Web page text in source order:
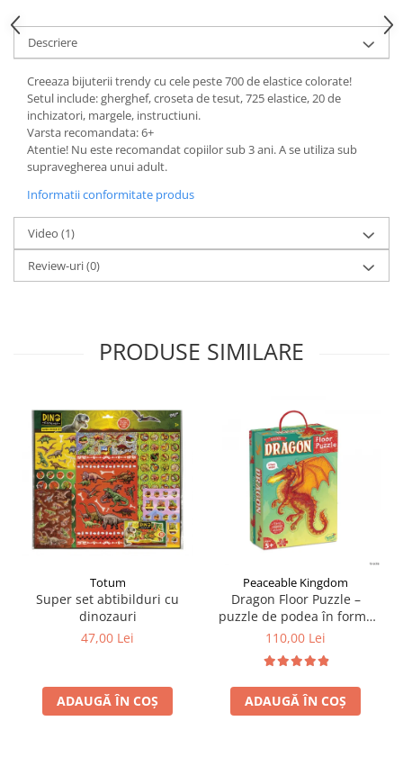
Descriere
Creeaza bijuterii trendy cu cele peste 700 de elastice colorate!
Setul include: gherghef, croseta de tesut, 725 elastice, 20 de
inchizatori, margele, instructiuni.
Varsta recomandata: 6+
Atentie! Nu este recomandat copiilor sub 3 ani. A se utiliza sub
supravegherea unui adult.
Informatii conformitate produs
Video (1)
Review-uri(0)
PRODUSE SIMILARE
Totum
Super set abtibilduri cu
dinozauri
47,00 Lei
ADAUGĂ ÎN COȘ
Peaceable Kingdom
Dragon Floor Puzzle –
puzzle de podea în forma
de dragon
110,00 Lei
ADAUGĂ ÎN COȘ